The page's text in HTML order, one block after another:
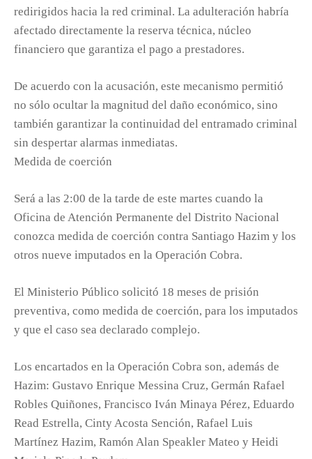
redirigidos hacia la red criminal. La adulteración habría
afectado directamente la reserva técnica, núcleo
financiero que garantiza el pago a prestadores.
De acuerdo con la acusación, este mecanismo permitió
no sólo ocultar la magnitud del daño económico, sino
también garantizar la continuidad del entramado criminal
sin despertar alarmas inmediatas.
Medida de coerción
Será a las 2:00 de la tarde de este martes cuando la
Oficina de Atención Permanente del Distrito Nacional
conozca medida de coerción contra Santiago Hazim y los
otros nueve imputados en la Operación Cobra.
El Ministerio Público solicitó 18 meses de prisión
preventiva, como medida de coerción, para los imputados
y que el caso sea declarado complejo.
Los encartados en la Operación Cobra son, además de
Hazim: Gustavo Enrique Messina Cruz, Germán Rafael
Robles Quiñones, Francisco Iván Minaya Pérez, Eduardo
Read Estrella, Cinty Acosta Sención, Rafael Luis
Martínez Hazim, Ramón Alan Speakler Mateo y Heidi